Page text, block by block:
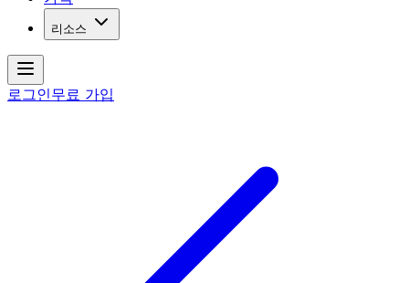
리소스
로그인무료 가입